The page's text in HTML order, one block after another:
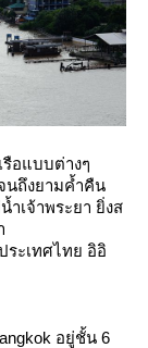
รือแบบต่างๆ
นถึงยามค้ำคืน
เจ้าพระยา ยิ่งส
ระเทศไทย อิอิ
อยู่ชั้น 6